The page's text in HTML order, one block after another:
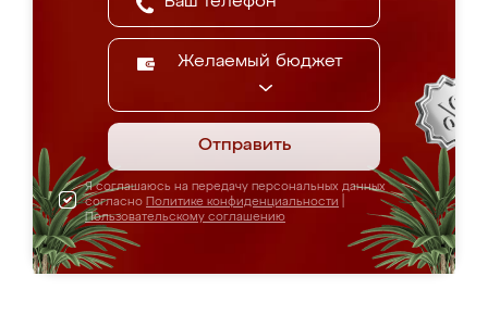
Желаемый бюджет
Отправить
Я соглашаюсь на передачу персональных данных
согласно Политике конфиденциальности
Пользовательскому соглашению